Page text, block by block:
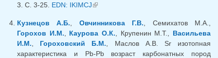
3. С. 3-25. EDN: IKIMCJ(внешняя ссылка)
Кузнецов А.Б. Овчинникова Г.В. , Семихатов М.А.,
Горохов И.М.
Каурова О.К. , Крупенин М.Т., Васильева
И.М.
Гороховский Б.М. , Маслов А.В. Sr изотопная
характеристика и Pb-Pb возраст карбонатных пород